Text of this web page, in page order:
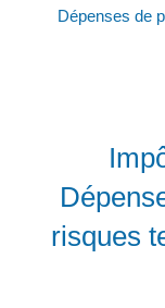
Dépenses de
risques